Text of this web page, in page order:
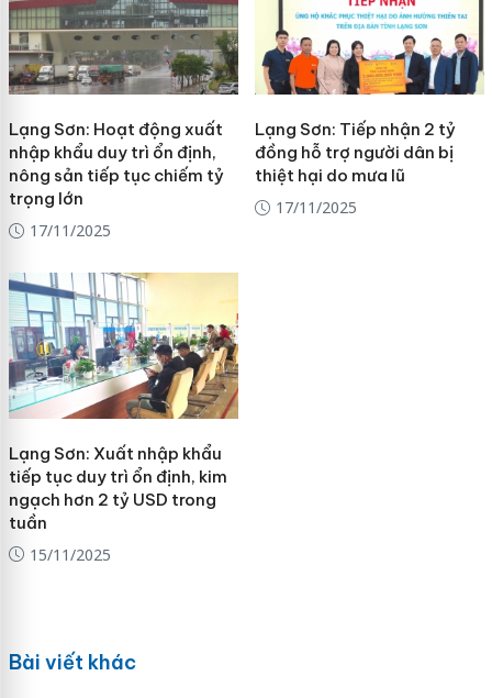
Lạng Sơn: Hoạt động xuất
nhập khẩu duy trì ổn định,
nông sản tiếp tục chiếm tỷ
trọng lớn
17/11/2025
Lạng Sơn: Tiếp nhận 2 tỷ
đồng hỗ trợ người dân bị
thiệt hại do mưa lũ
17/11/2025
Lạng Sơn: Xuất nhập khẩu
tiếp tục duy trì ổn định, kim
ngạch hơn 2 tỷ USD trong
tuần
15/11/2025
Bài viết khác